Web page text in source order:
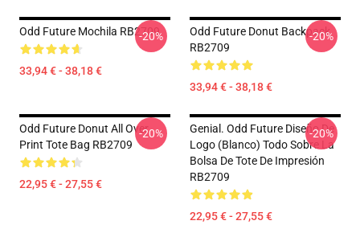
Odd Future Mochila RB2709
33,94 € - 38,18 €
-20%
Odd Future Donut Backpack
RB2709
33,94 € - 38,18 €
-20%
Odd Future Donut All Over
Print Tote Bag RB2709
22,95 € - 27,55 €
-20%
Genial. Odd Future Diseño De
Logo (blanco) Todo Sobre La
Bolsa De Tote De Impresión
RB2709
22,95 € - 27,55 €
-20%